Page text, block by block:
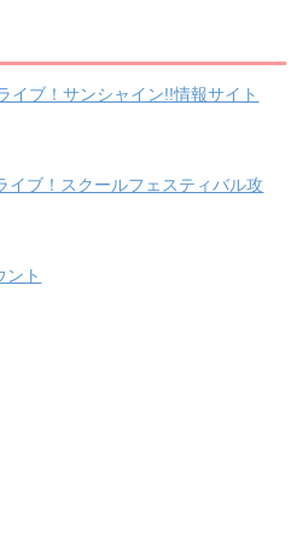
ブ！サンシャイン!!情報サイト
イブ！スクールフェスティバル攻
ント